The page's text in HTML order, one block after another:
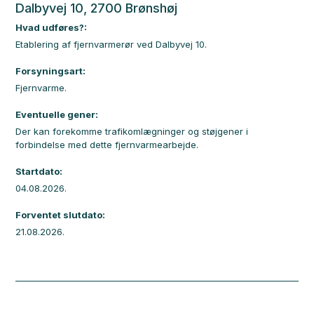
Dalbyvej 10, 2700 Brønshøj
Hvad udføres?:
Etablering af fjernvarmerør ved Dalbyvej 10.
Forsyningsart:
Fjernvarme.
Eventuelle gener:
Der kan forekomme trafikomlægninger og støjgener i
forbindelse med dette fjernvarmearbejde.
Startdato:
04.08.2026.
Forventet slutdato:
21.08.2026.